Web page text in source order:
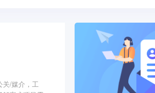
关/媒介，工